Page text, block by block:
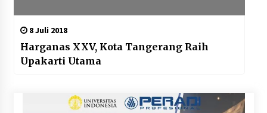
8 Juli 2018
Harganas XXV, Kota Tangerang Raih
Upakarti Utama